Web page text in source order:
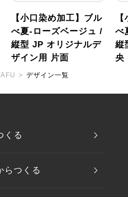
【小口染め加工】ブル
べ夏-ローズベージュ /
縦型 JP オリジナルデ
ザイン用 片面
べ
縦
央
> デザイン一覧
くる
らつくる